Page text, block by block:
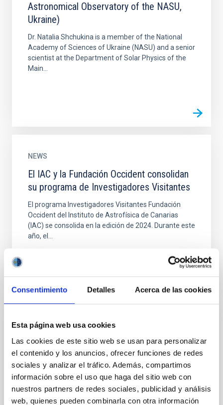
Consentimiento Detalles Acerca de las cookies
Esta página web usa cookies
Las cookies de este sitio web se usan para personalizar
el contenido y los anuncios, ofrecer funciones de redes
sociales y analizar el tráfico. Además, compartimos
información sobre el uso que haga del sitio web con
nuestros partners de redes sociales, publicidad y análisis
web, quienes pueden combinarla con otra información
Astronomical Observatory of the NASU,
Ukraine)
Dr. Natalia Shchukina is a member of the National
Academy of Sciences of Ukraine (NASU) and a senior
scientist at the Department of Solar Physics of the
Main...
NEWS
El IAC y la Fundación Occident consolidan
su programa de Investigadores Visitantes
El programa Investigadores Visitantes Fundación
Occident del Instituto de Astrofísica de Canarias
(IAC) se consolida en la edición de 2024. Durante este
año, el...
NEWS
The "Visiting Researchers" programme of
the Occident Foundation strengthens the
commitment to attract prestigious
scientific personnel to the IAC
Nine internationally renowned specialists in the field